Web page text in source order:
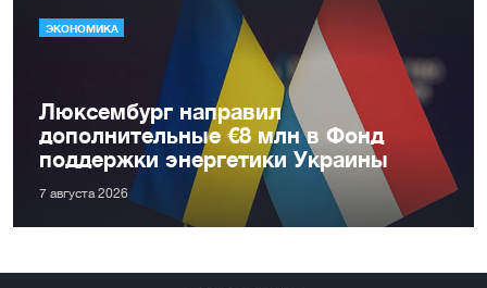
ЭКОНОМИКА
Люксембург направил
дополнительные €8 млн в Фонд
поддержки энергетики Украины
7 августа 2026